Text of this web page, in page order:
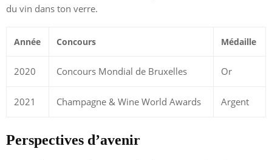
du vin dans ton verre.
Année Concours Médaille
2020 Concours Mondial de Bruxelles Or
2021 Champagne & Wine World Awards Argent
Perspectives d’avenir